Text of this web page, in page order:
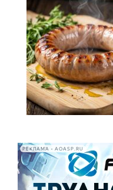
РЕКЛАМА • AOASP.RU